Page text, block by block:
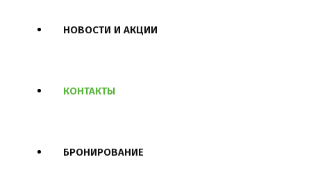
НОВОСТИ И АКЦИИ
КОНТАКТЫ
БРОНИРОВАНИЕ